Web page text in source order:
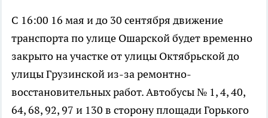
С 16:00 16 мая и до 30 сентября движение
транспорта по улице Ошарской будет временно
закрыто на участке от улицы Октябрьской до
улицы Грузинской из-за ремонтно-
восстановительных работ. Автобусы № 1, 4, 40,
64, 68, 92, 97 и 130 в сторону площади Горького